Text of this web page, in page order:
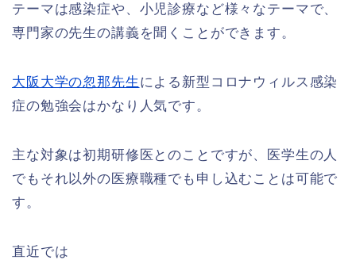
テーマは感染症や、小児診療など様々なテーマで、
専門家の先生の講義を聞くことができます。
大阪大学の忽那先生 による新型コロナウィルス感染
症の勉強会はかなり人気です。
主な対象は初期研修医とのことですが、医学生の人
でもそれ以外の医療職種でも申し込むことは可能で
す。
直近では